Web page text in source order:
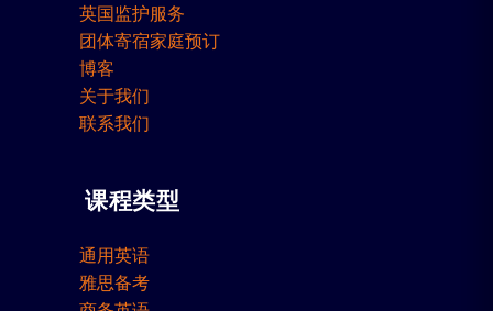
英国监护服务
团体寄宿家庭预订
博客
关于我们
联系我们
课程类型
通用英语
雅思备考